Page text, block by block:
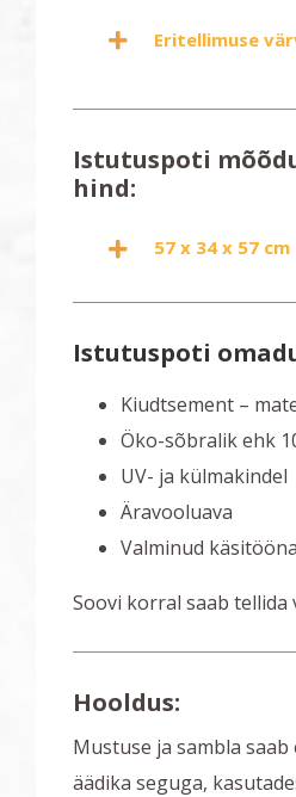
Eritellimuse
Istutuspoti
hind:
57 x 34 x 57 cm
Istutuspoti
Kiudtsement –
Öko-sõbralik ehk
UV- ja külmakindel
Äravooluava
Valminud
Soovi korral saab tellida
Hooldus:
Mustuse ja sambla saab
äädika seguga,